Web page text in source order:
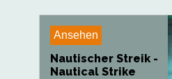
Ansehen
Nautischer Streik -
Nautical Strike